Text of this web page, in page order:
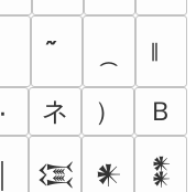
٠ ネ ）
Ｂ
𒀬 𒀭 𒀮